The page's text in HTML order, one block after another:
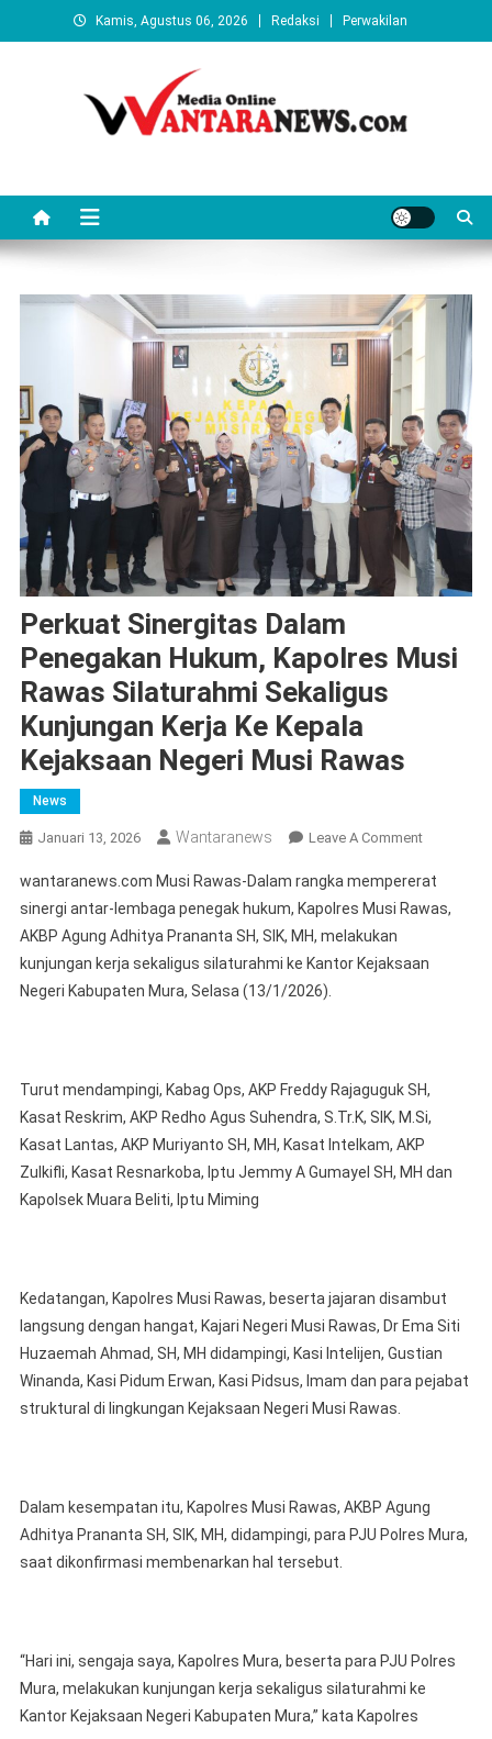
to
Kamis, Agustus 06, 2026 Redaksi Perwakilan
Perkuat Sinergitas Dalam
Penegakan Hukum, Kapolres Musi
Rawas Silaturahmi Sekaligus
Kunjungan Kerja Ke Kepala
Kejaksaan Negeri Musi Rawas
News
Januari 13, 2026 Wantaranews Leave A CommentOn
Sinergitas
Dalam
Hukum,
Sekaligus
Kunjungan
Kerja
Ke
Rawas
wantaranews.com Musi Rawas-Dalam rangka mempererat
sinergi antar-lembaga penegak hukum, Kapolres Musi Rawas,
AKBP Agung Adhitya Prananta SH, SIK, MH, melakukan
kunjungan kerja sekaligus silaturahmi ke Kantor Kejaksaan
Negeri Kabupaten Mura, Selasa (13/1/2026).
Turut mendampingi, Kabag Ops, AKP Freddy Rajaguguk SH,
Kasat Reskrim, AKP Redho Agus Suhendra, S.Tr.K, SIK, M.Si,
Kasat Lantas, AKP Muriyanto SH, MH, Kasat Intelkam, AKP
Zulkifli, Kasat Resnarkoba, Iptu Jemmy A Gumayel SH, MH dan
Kapolsek Muara Beliti, Iptu Miming
Kedatangan, Kapolres Musi Rawas, beserta jajaran disambut
langsung dengan hangat, Kajari Negeri Musi Rawas, Dr Ema Siti
Huzaemah Ahmad, SH, MH didampingi, Kasi Intelijen, Gustian
Winanda, Kasi Pidum Erwan, Kasi Pidsus, Imam dan para pejabat
struktural di lingkungan Kejaksaan Negeri Musi Rawas.
Dalam kesempatan itu, Kapolres Musi Rawas, AKBP Agung
Adhitya Prananta SH, SIK, MH, didampingi, para PJU Polres Mura,
saat dikonfirmasi membenarkan hal tersebut.
“Hari ini, sengaja saya, Kapolres Mura, beserta para PJU Polres
Mura, melakukan kunjungan kerja sekaligus silaturahmi ke
Kantor Kejaksaan Negeri Kabupaten Mura,” kata Kapolres